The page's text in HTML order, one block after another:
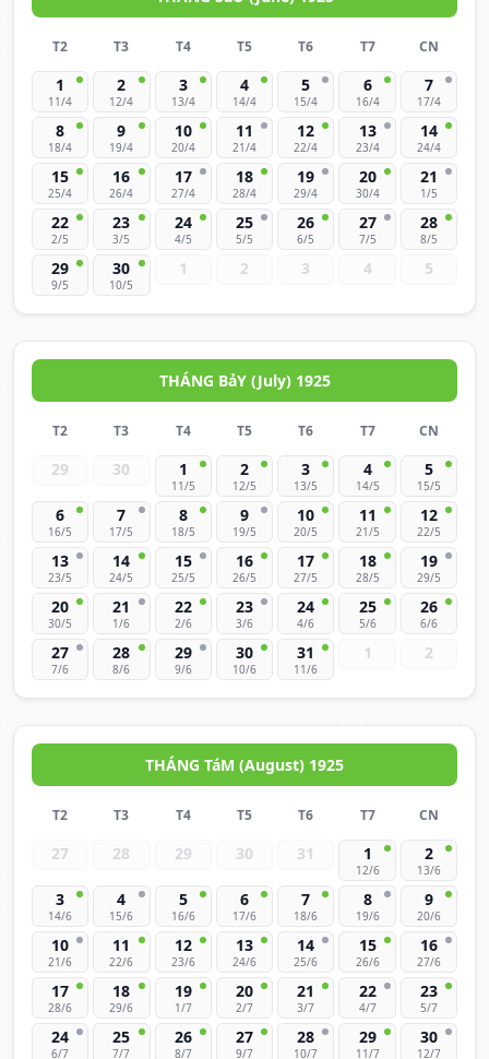
T2 T3 T4 T5 T6 T7 CN
1
11/4
2
12/4
3
13/4
4
14/4
5
15/4
6
16/4
7
17/4
8
18/4
9
19/4
10
20/4
11
21/4
12
22/4
13
23/4
14
24/4
15
25/4
16
26/4
17
27/4
18
28/4
19
29/4
20
30/4
21
1/5
22
2/5
23
3/5
24
4/5
25
5/5
26
6/5
27
7/5
28
8/5
29
9/5
30
10/5
1 2 3 4 5
THÁNG BảY (July) 1925
T2 T3 T4 T5 T6 T7 CN
29 30 1
11/5
2
12/5
3
13/5
4
14/5
5
15/5
6
16/5
7
17/5
8
18/5
9
19/5
10
20/5
11
21/5
12
22/5
13
23/5
14
24/5
15
25/5
16
26/5
17
27/5
18
28/5
19
29/5
20
30/5
21
1/6
22
2/6
23
3/6
24
4/6
25
5/6
26
6/6
27
7/6
28
8/6
29
9/6
30
10/6
31
11/6
1 2
THÁNG TáM (August) 1925
T2 T3 T4 T5 T6 T7 CN
27 28 29 30 31 1
12/6
2
13/6
3
14/6
4
15/6
5
16/6
6
17/6
7
18/6
8
19/6
9
20/6
10
21/6
11
22/6
12
23/6
13
24/6
14
25/6
15
26/6
16
27/6
17
28/6
18
29/6
19
1/7
20
2/7
21
3/7
22
4/7
23
5/7
24
6/7
25
7/7
26
8/7
27
9/7
28
10/7
29
11/7
30
12/7